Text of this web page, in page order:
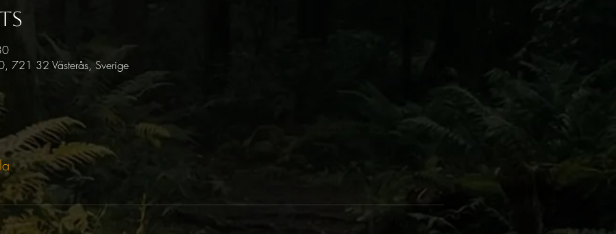
721 32 Västerås, Sverige